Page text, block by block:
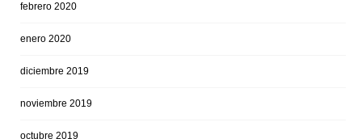
febrero 2020
enero 2020
diciembre 2019
noviembre 2019
octubre 2019